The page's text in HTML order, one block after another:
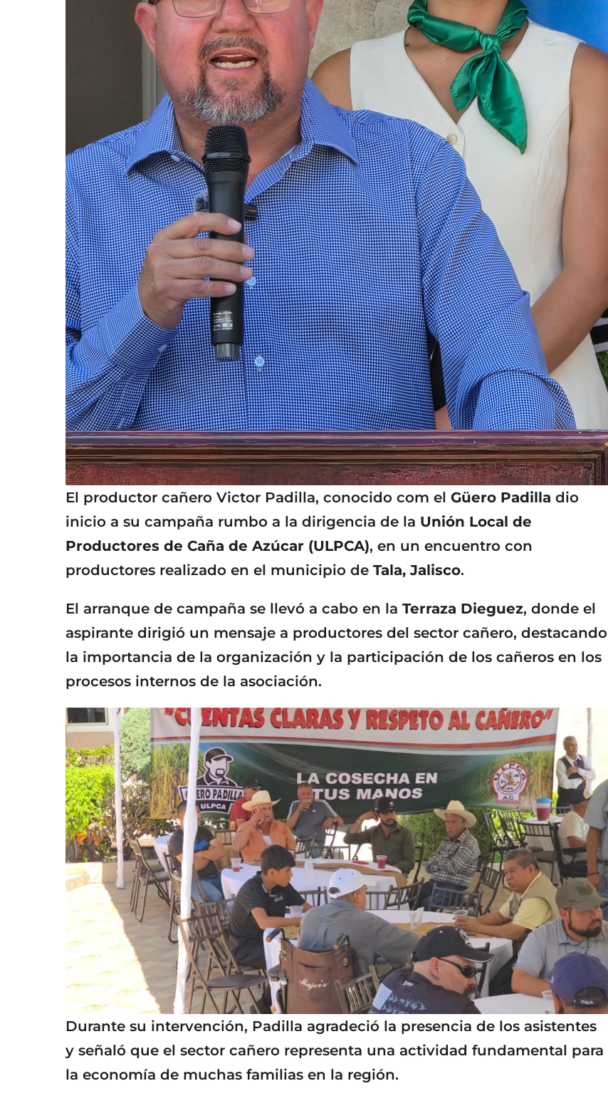
El productor cañero Victor Padilla, conocido com el Güero Padilla dio
inicio a su campaña rumbo a la dirigencia de la Unión Local de
Productores de Caña de Azúcar (ULPCA), en un encuentro con
productores realizado en el municipio de Tala, Jalisco.
El arranque de campaña se llevó a cabo en la Terraza Dieguez, donde el
aspirante dirigió un mensaje a productores del sector cañero, destacando
la importancia de la organización y la participación de los cañeros en los
procesos internos de la asociación.
Durante su intervención, Padilla agradeció la presencia de los asistentes
y señaló que el sector cañero representa una actividad fundamental para
la economía de muchas familias en la región.